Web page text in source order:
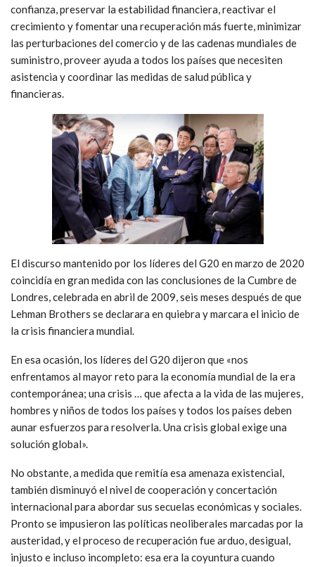
confianza, preservar la estabilidad financiera, reactivar el
crecimiento y fomentar una recuperación más fuerte, minimizar
las perturbaciones del comercio y de las cadenas mundiales de
suministro, proveer ayuda a todos los países que necesiten
asistencia y coordinar las medidas de salud pública y
financieras.
El discurso mantenido por los líderes del G20 en marzo de 2020
coincidía en gran medida con las conclusiones de la Cumbre de
Londres, celebrada en abril de 2009, seis meses después de que
Lehman Brothers se declarara en quiebra y marcara el inicio de
la crisis financiera mundial.
En esa ocasión, los líderes del G20 dijeron que «nos
enfrentamos al mayor reto para la economía mundial de la era
contemporánea; una crisis … que afecta a la vida de las mujeres,
hombres y niños de todos los países y todos los países deben
aunar esfuerzos para resolverla. Una crisis global exige una
solución global».
No obstante, a medida que remitía esa amenaza existencial,
también disminuyó el nivel de cooperación y concertación
internacional para abordar sus secuelas económicas y sociales.
Pronto se impusieron las políticas neoliberales marcadas por la
austeridad, y el proceso de recuperación fue arduo, desigual,
injusto e incluso incompleto: esa era la coyuntura cuando